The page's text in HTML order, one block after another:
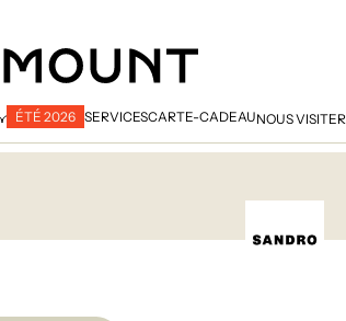
ÉTÉ 2026 SERVICESCARTE-CADEAUNOUS VISITER